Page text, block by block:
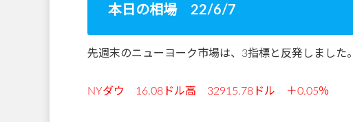
本日の相場 22/6/7
先週末のニューヨーク市場は、3指標と反発しました。
NYダウ 16.08ドル高 32915.78ドル ＋0.05％